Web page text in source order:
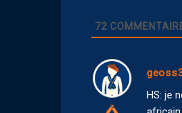
72
HS: je